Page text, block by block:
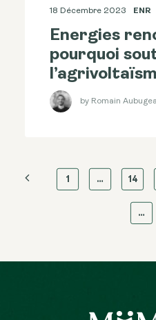
18 Décembre 2023 ENR
Energies
pourquoi
by Romain
1 … 14
…